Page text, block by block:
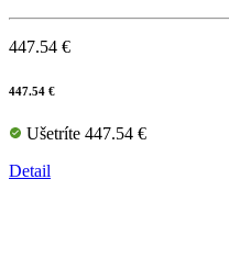
447.54 €
447.54 €
Ušetríte 447.54 €
Detail